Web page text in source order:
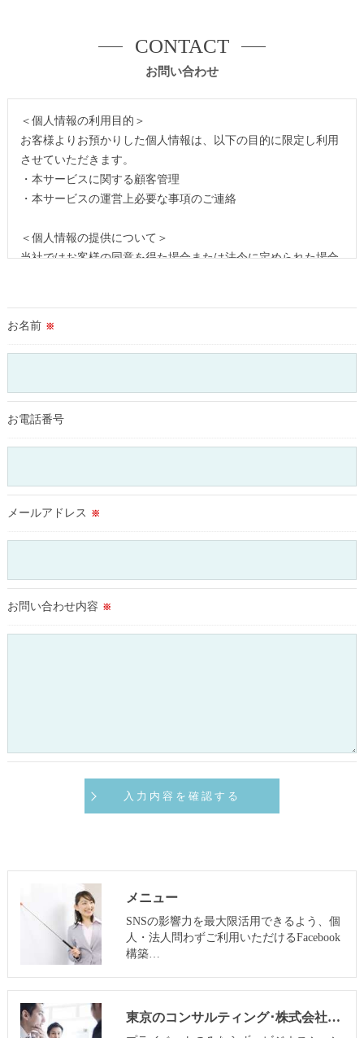
お問い合わせ
CONTACT
＜個人情報の利用目的＞
お客様よりお預かりした個人情報は、以下の目的に限定し利用
させていただきます。
・本サービスに関する顧客管理
・本サービスの運営上必要な事項のご連絡
＜個人情報の提供について＞
当社ではお客様の同意を得た場合または法令に定められた場合
当社では、利用目的の達成に必要な範囲において、個人情報を
これらの委託先に対しては個人情報保護契約等の措置をとり、
適切な監督を行います。
理対策を実施します。
＜個人情報の開示･訂正・削除･利用停止の手続について＞
お名前 ※
お電話番号
メールアドレス ※
お問い合わせ内容 ※
メニュー
SNSの影響力を最大限活用できるよう、個
人・法人問わずご利用いただけるFacebook
構築…
東京のコンサルティング･株式会社SNOWTIME125のお客様の声